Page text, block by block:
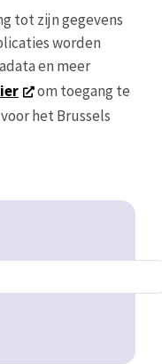
tot zijn gegevens
worden
en meer
om toegang te
het Brussels